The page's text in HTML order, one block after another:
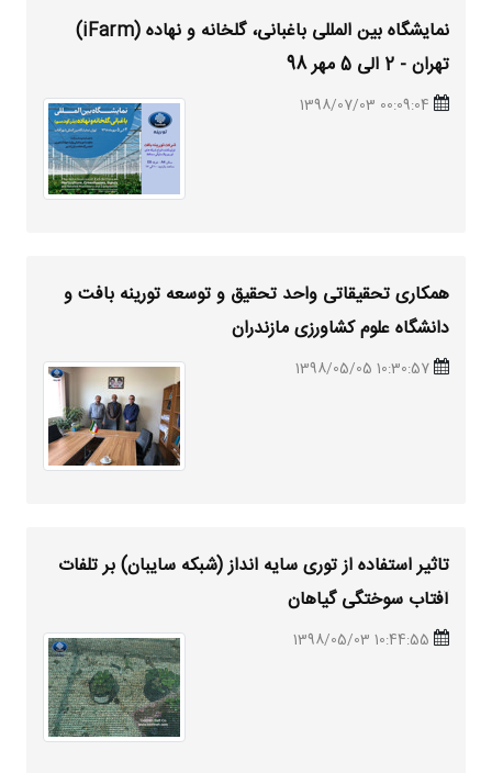
نمایشگاه بین المللی باغبانی، گلخانه و نهاده (iFarm)
تهران - 2 الی 5 مهر 98
00:09:04 1398/07/03
همکاری تحقیقاتی واحد تحقیق و توسعه تورینه بافت و
دانشگاه علوم کشاورزی مازندران
10:30:57 1398/05/05
تاثیر استفاده از توری سایه انداز (شبکه سایبان) بر تلفات
آفتاب سوختگی گیاهان
10:44:55 1398/05/03